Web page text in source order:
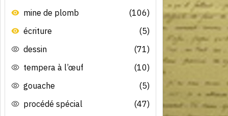
mine de plomb
(106)
écriture
(5)
dessin
(71)
tempera à l’œuf
(10)
gouache
(5)
procédé spécial
(47)